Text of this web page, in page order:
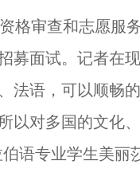
审查和志愿服
募面试。记者在
法语，可以顺畅
以对多国的文化
语专业学生美